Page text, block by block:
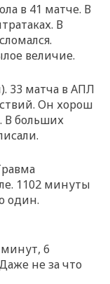
в 41 матче. В
В
величие.
33 матча в АПЛ
Он хорош
В больших
1102 минуты
один.
6
не за что